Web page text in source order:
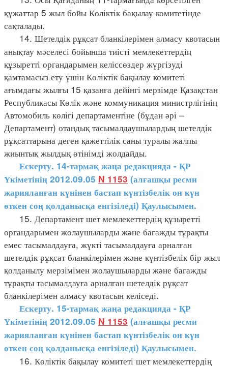
құжаттар 5 жыл бойы Көліктік бақылау комитетінде
сақталады.
14. Шетелдік рұқсат бланкілерімен алмасу квотасын
анықтау мәселесі бойынша тиісті мемлекеттердің
құзыретті органдарымен келіссөздер жүргізуді
қамтамасыз ету үшін Көліктік бақылау комитеті
ағымдағы жылғы 15 қазанға дейінгі мерзімде Қазақстан
Республикасы Көлік және коммуникация министрлігінің
Автомобиль көлігі департаментіне (бұдан әрі –
Департамент) отандық тасымалдаушылардың шетелдік
рұқсаттарына деген қажеттілік саны туралы жалпы
жиынтық жылдық өтінімді жолдайды.
Ескерту. 14-тармақ жаңа редакцияда - ҚР
Үкіметінің 2012.09.05 N 1153 (алғашқы ресми
жарияланған күнінен бастап күнтізбелік он күн
өткен соң қолданысқа енгізіледі) Қаулысымен.
15. Департамент шет мемлекеттердің құзыретті
органдарымен жолаушыларды және багажды тұрақты
емес тасымалдауға, жүкті тасымалдауға арналған
шетелдік рұқсат бланкілерімен және күнтізбелік бір жыл
қолданылу мерзімімен жолаушыларды және багажды
тұрақты тасымалдауға арналған шетелдік рұқсат
бланкілерімен алмасу квотасын келіседі.
Ескерту. 15-тармақ жаңа редакцияда - ҚР
Үкіметінің 2012.09.05 N 1153 (алғашқы ресми
жарияланған күнінен бастап күнтізбелік он күн
өткен соң қолданысқа енгізіледі) Қаулысымен.
16. Көліктік бақылау комитеті шет мемлекеттердің